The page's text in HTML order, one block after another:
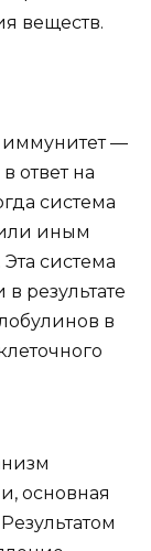
веществ.
—
ответ на
система
иным
система
результате
в
основная